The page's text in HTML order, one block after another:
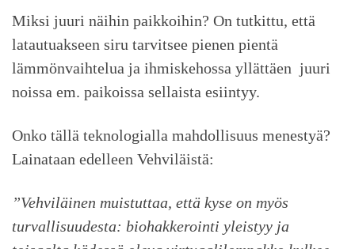
Miksi juuri näihin paikkoihin? On tutkittu, että
latautuakseen siru tarvitsee pienen pientä
lämmönvaihtelua ja ihmiskehossa yllättäen juuri
noissa em. paikoissa sellaista esiintyy.
Onko tällä teknologialla mahdollisuus menestyä?
Lainataan edelleen Vehviläistä:
”Vehviläinen muistuttaa, että kyse on myös
turvallisuudesta: biohakkerointi yleistyy ja